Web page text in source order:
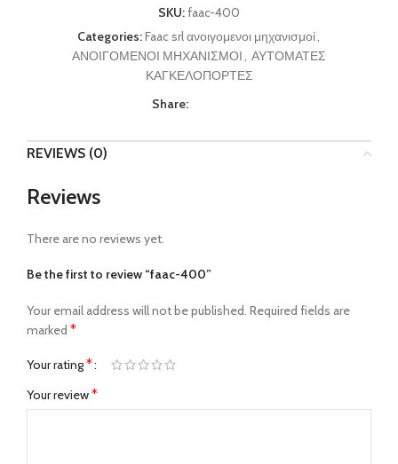
SKU:faac-400
Categories:Faac srl ανοιγομενοι μηχανισμοί,
ΑΝΟΙΓΟΜΕΝΟΙ ΜΗΧΑΝΙΣΜΟΙ, ΑΥΤΟΜΑΤΕΣ
ΚΑΓΚΕΛΟΠΟΡΤΕΣ
Share:
REVIEWS (0)
Reviews
There are no reviews yet.
Be the first to review “faac-400”
Your email address will not be published. Required fields are
marked *
Your rating*
Your review*